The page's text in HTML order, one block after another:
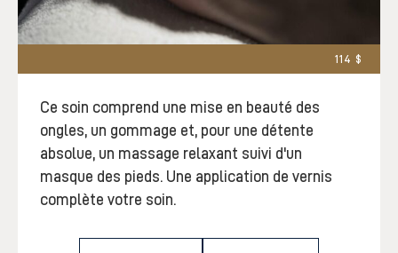
114 $
Ce soin comprend une mise en beauté des
ongles, un gommage et, pour une détente
absolue, un massage relaxant suivi d'un
masque des pieds. Une application de vernis
complète votre soin.